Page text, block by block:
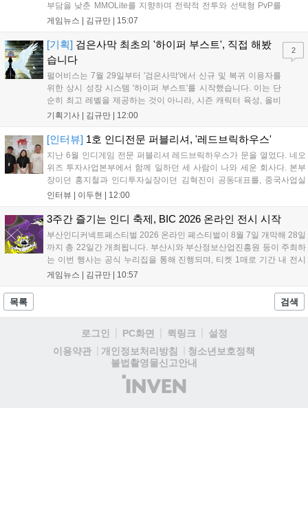
부담을 낮춘 MMOLite를 지향하며 전략적 전투와 선택형 PvP를
특징으로 합니다. 현재 공식 홈페이지와 앱 마켓에서 사전등록을
니다. 또한 카카오톡 채널 추가 시 주차별 스페셜 쿠폰과 한정 스
킨, 경품 이벤트 등 풍성한 혜택을 마련해 이용자들의 기대를 모
으고 있습니다....
게임뉴스 | 김규만 15:07
[기획] 검은사막 최초의 '하이퍼 부스트', 직접 해봤
습니다
펄어비스는 7월 29일부터 '검은사막'에서 신규 및 복귀 이용자를
위한 상시 성장 시스템 '하이퍼 부스트'를 시작했습니다. 이는 단
순히 최고 레벨을 제공하는 것이 아니라, 시즌 캐릭터 육성, 올비
아 아카데미 수료, 아침의 나라 설화 진행 등 4단계 과정을 통해
용자는 과제를 완수하며 동(V) 투발라 장비와 검은별 무기, 카라
자드 장신구 등을 획득해 주요 콘텐츠에 진입할 수 있습니다....
기획기사 | 김규만 12:00
2
[인터뷰] 1호 인디전문 퍼블리셔, '레드브릭하우스'
지난 6월 인디게임 전문 퍼블리셔 레드브릭하우스가 문을 열었다. 네오
위즈 투자사업본부에서 함께 일하던 세 사람이 나와 세운 회사다. 본부
장이던 홍지철과 인디투자실장이던 김혁진이 공동대표를, 중국사업실
장이던 이민정이 이사를 맡았다. 출범 한 달여 만에 위메이드맥스의 전
들어왔다. 서비스 중인...
인터뷰 | 이두현 12:00
3주간 즐기는 인디 축제, BIC 2026 온라인 전시 시작
부산인디커넥트페스티벌 2026 온라인 페스티벌이 8월 7일 개막해 28일
까지 총 22일간 개최됩니다. 부산시와 부산정보산업진흥원 등이 주최하
는 이번 행사는 공식 누리집을 통해 진행되며, 티켓 1매로 기간 내 전시
작을 제한 없이 체험할 수 있습니다. 일반 및 루키 부문 등 다양한 인디게
세계 누구나 참여 가능한 이번 행사는 역대 최대 규모로 열려 인디게임
게임뉴스 | 김규만 10:57
목록 검색
로그인 PC화면 퀵링크
설정
이용약관
개인정보처리방침
청소년보호정책
불법촬영물신고안내
(주)
인